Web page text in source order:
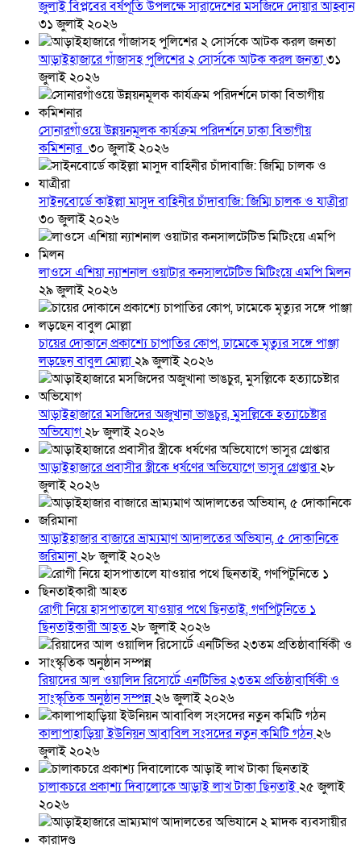
জুলাই বিপ্লবের বর্ষপূর্তি উপলক্ষে সারাদেশের মসজিদে দোয়ার আহ্বান
৩১ জুলাই ২০২৬
আড়াইহাজারে গাঁজাসহ পুলিশের ২ সোর্সকে আটক করল জনতা৩১
জুলাই ২০২৬
সোনারগাঁওয়ে উন্নয়নমূলক কার্যক্রম পরিদর্শনে ঢাকা বিভাগীয়
কমিশনার ৩০ জুলাই ২০২৬
সাইনবোর্ডে কাইল্লা মাসুদ বাহিনীর চাঁদাবাজি: জিম্মি চালক ও যাত্রীরা
৩০ জুলাই ২০২৬
লাওসে এশিয়া ন্যাশনাল ওয়াটার কনসালটেটিভ মিটিংয়ে এমপি মিলন
২৯ জুলাই ২০২৬
চায়ের দোকানে প্রকাশ্যে চাপাতির কোপ, ঢামেকে মৃত্যুর সঙ্গে পাঞ্জা
লড়ছেন বাবুল মোল্লা২৯ জুলাই ২০২৬
আড়াইহাজারে মস‌জি‌দের অজুখানা ভাঙচুর, মুসল্লিকে হত্যাচেষ্টার
অভিযোগ২৮ জুলাই ২০২৬
আড়াইহাজারে প্রবাসীর স্ত্রীকে ধর্ষণের অভিযোগে ভাসুর গ্রেপ্তার২৮
জুলাই ২০২৬
আড়াইহাজার বাজারে ভ্রাম্যমাণ আদালতের অভিযান, ৫ দোকানিকে
জরিমানা২৮ জুলাই ২০২৬
রোগী নিয়ে হাসপাতালে যাওয়ার পথে ছিনতাই, গণপিটুনিতে ১
ছিনতাইকারী আহত২৮ জুলাই ২০২৬
রিয়াদের আল ওয়ালিদ রিসোর্টে এনটিভির ২৩তম প্রতিষ্ঠাবার্ষিকী ও
সাংস্কৃতিক অনুষ্ঠান সম্পন্ন২৬ জুলাই ২০২৬
কালাপাহাড়িয়া ইউনিয়ন আবাবিল সংসদের নতুন কমিটি গঠন২৬
জুলাই ২০২৬
চালাকচরে প্রকাশ্য দিবালোকে আড়াই লাখ টাকা ছিনতাই২৫ জুলাই
২০২৬